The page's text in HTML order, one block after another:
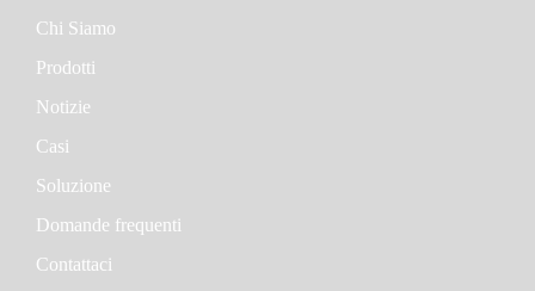
Chi Siamo
Prodotti
Notizie
Casi
Soluzione
Domande frequenti
Contattaci